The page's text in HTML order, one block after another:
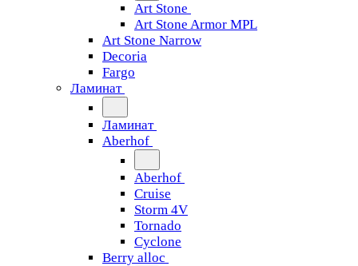
Art Stone
Art Stone Armor MPL
Art Stone Narrow
Decoria
Fargo
Ламинат
Ламинат
Aberhof
Aberhof
Cruise
Storm 4V
Tornado
Сyclone
Berry alloc